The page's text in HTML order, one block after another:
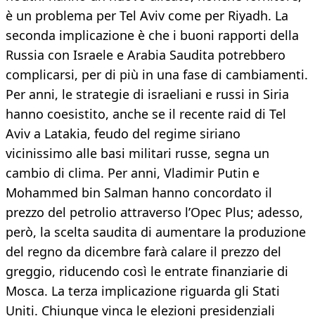
è un problema per Tel Aviv come per Riyadh. La
seconda implicazione è che i buoni rapporti della
Russia con Israele e Arabia Saudita potrebbero
complicarsi, per di più in una fase di cambiamenti.
Per anni, le strategie di israeliani e russi in Siria
hanno coesistito, anche se il recente raid di Tel
Aviv a Latakia, feudo del regime siriano
vicinissimo alle basi militari russe, segna un
cambio di clima. Per anni, Vladimir Putin e
Mohammed bin Salman hanno concordato il
prezzo del petrolio attraverso l’Opec Plus; adesso,
però, la scelta saudita di aumentare la produzione
del regno da dicembre farà calare il prezzo del
greggio, riducendo così le entrate finanziarie di
Mosca. La terza implicazione riguarda gli Stati
Uniti. Chiunque vinca le elezioni presidenziali